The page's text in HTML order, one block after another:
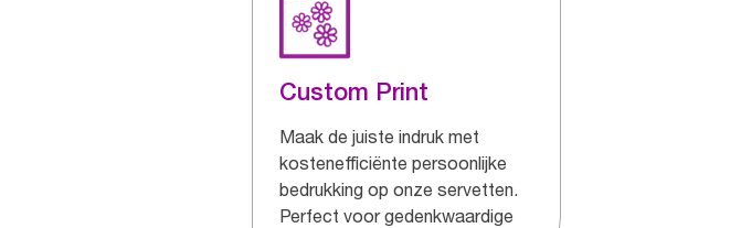
Custom Print
Maak de juiste indruk met
kostenefficiënte persoonlijke
bedrukking op onze servetten.
Perfect voor gedenkwaardige